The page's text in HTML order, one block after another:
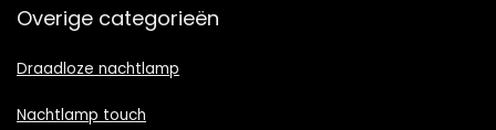
Overige categorieën
Draadloze nachtlamp
Nachtlamp touch